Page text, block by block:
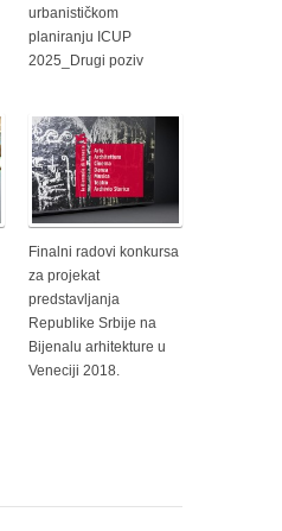
urbanističkom
planiranju ICUP
2025_Drugi poziv
Finalni radovi konkursa
za projekat
predstavljanja
Republike Srbije na
Bijenalu arhitekture u
Veneciji 2018.